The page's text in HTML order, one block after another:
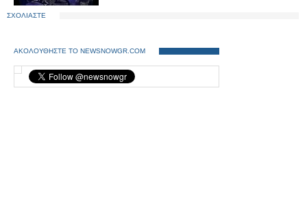
ΣΧΟΛΙΑΣΤΕ
ΑΚΟΛΟΥΘΗΣΤΕ ΤΟ NEWSNOWGR.COM